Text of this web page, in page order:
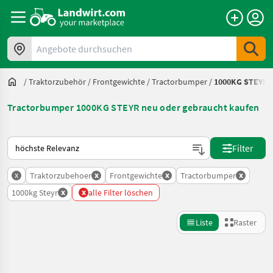
Angebote durchsuchen
/Traktorzubehör / Frontgewichte /Tractorbumper / 1000KG STEYR
Tractorbumper 1000KG STEYR neu oder gebraucht kaufen
So wird auf Landwirt.com sortiert
Filter
x Traktorzubehoer x Frontgewichte x Tractorbumper x
1000kg Steyr x x alle Filter löschen
Liste Raster